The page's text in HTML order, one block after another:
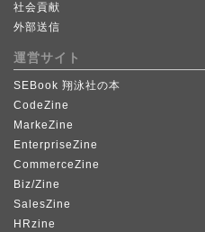
社会貢献
外部送信
運営サイト
SEBook 翔泳社の本
CodeZine
MarkeZine
EnterpriseZine
CommerceZine
Biz/Zine
SalesZine
HRzine